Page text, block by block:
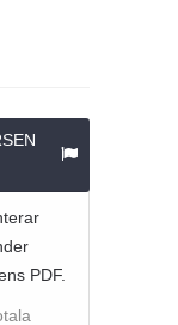
PDF.